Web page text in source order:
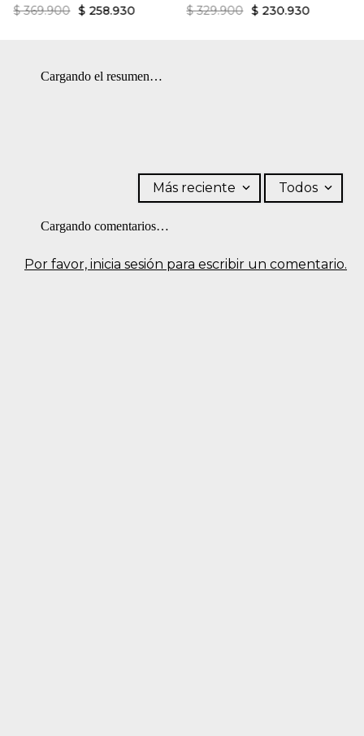
$ 369.900 $ 258.930
$ 329.900 $ 230.930
Cargando el resumen…
Por favor, inicia sesión para escribir un comentario.
Más reciente Todos
Cargando comentarios…